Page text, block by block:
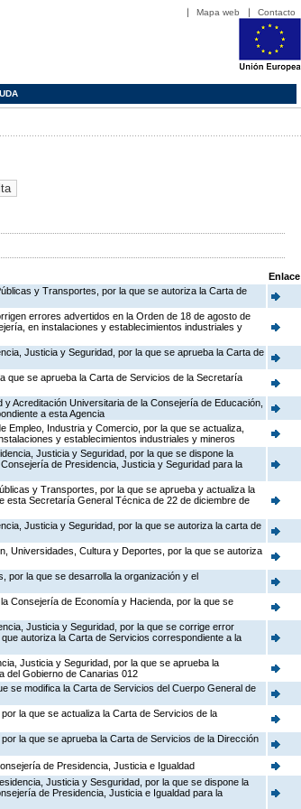
Mapa web Contacto
Enlace
y Transportes, por la que se autoriza la Carta de
errores advertidos en la Orden de 18 de agosto de
en instalaciones y establecimientos industriales y
Justicia y Seguridad, por la que se aprueba la Carta de
que se aprueba la Carta de Servicios de la Secretaría
Acreditación Universitaria de la Consejería de Educación,
a esta Agencia
Empleo, Industria y Comercio, por la que se actualiza,
y establecimientos industriales y mineros
Justicia y Seguridad, por la que se dispone la
de Presidencia, Justicia y Seguridad para la
y Transportes, por la que se aprueba y actualiza la
Secretaría General Técnica de 22 de diciembre de
Justicia y Seguridad, por la que se autoriza la carta de
Universidades, Cultura y Deportes, por la que se autoriza
por la que se desarrolla la organización y el
Consejería de Economía y Hacienda, por la que se
Justicia y Seguridad, por la que se corrige error
autoriza la Carta de Servicios correspondiente a la
Justicia y Seguridad, por la que se aprueba la
del Gobierno de Canarias 012
se modifica la Carta de Servicios del Cuerpo General de
la que se actualiza la Carta de Servicios de la
la que se aprueba la Carta de Servicios de la Dirección
de Presidencia, Justicia e Igualdad
Justicia y Sesguridad, por la que se dispone la
de Presidencia, Justicia e Igualdad para la